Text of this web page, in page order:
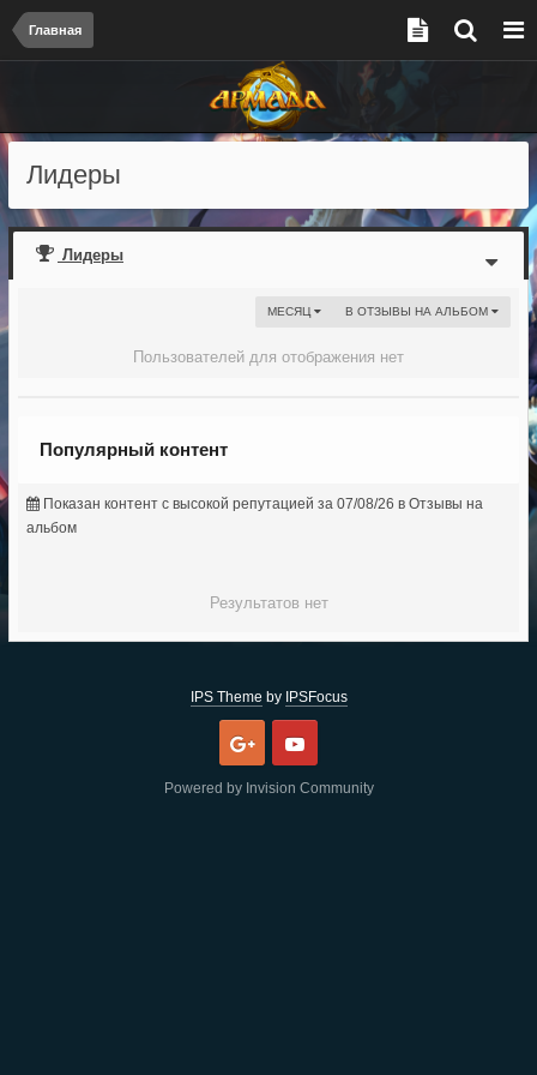
Главная
Лидеры
Лидеры
В ОТЗЫВЫ НА АЛЬБОМ
МЕСЯЦ
Пользователей для отображения нет
Популярный контент
Показан контент с высокой репутацией за 07/08/26 в Отзывы на
альбом
Результатов нет
IPS Theme by IPSFocus
Google
Powered by Invision Community